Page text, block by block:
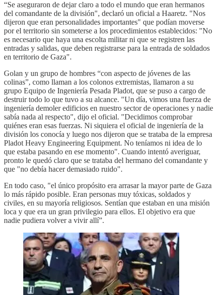
“Se aseguraron de dejar claro a todo el mundo que eran hermanos
del comandante de la división", declaró un oficial a Haaretz. "Nos
dijeron que eran personalidades importantes" que podían moverse
por el territorio sin someterse a los procedimientos establecidos: "No
es necesario que haya una escolta militar ni que se registren las
entradas y salidas, que deben registrarse para la entrada de soldados
en territorio de Gaza".
Golan y un grupo de hombres “con aspecto de jóvenes de las
colinas”, como llaman a los colonos extremistas, llamaron a su
grupo Equipo de Ingeniería Pesada Pladot, que se puso a cargo de
destruir todo lo que tuvo a su alcance. "Un día, vimos una fuerza de
ingeniería demoler edificios en nuestro sector de operaciones y nadie
sabía nada al respecto", dijo el oficial. "Decidimos comprobar
quiénes eran esas fuerzas. Ni siquiera el oficial de ingeniería de la
división los conocía y luego nos dijeron que se trataba de la empresa
Pladot Heavy Engineering Equipment. No teníamos ni idea de lo
que estaba pasando en ese momento". Cuando intentó averiguar,
pronto le quedó claro que se trataba del hermano del comandante y
que "no debía hacer demasiado ruido".
En todo caso, "el único propósito era arrasar la mayor parte de Gaza
lo más rápido posible. Eran personas muy tóxicas, soldados y
civiles, en su mayoría religiosos. Sentían que estaban en una misión
loca y que era un gran privilegio para ellos. El objetivo era que
nadie pudiera volver a vivir allí”.